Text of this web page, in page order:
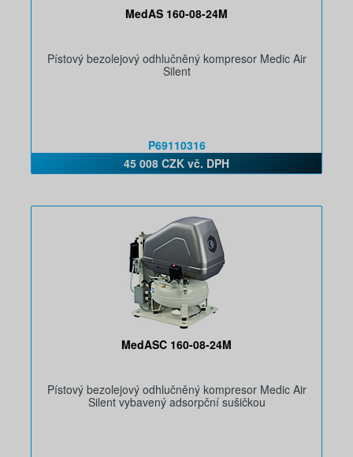
MedAS 160-08-24M
Pístový bezolejový odhlučněný kompresor Medic Air
Silent
P69110316
45 008 CZK vč. DPH
MedASC 160-08-24M
Pístový bezolejový odhlučněný kompresor Medic Air
Silent vybavený adsorpční sušičkou